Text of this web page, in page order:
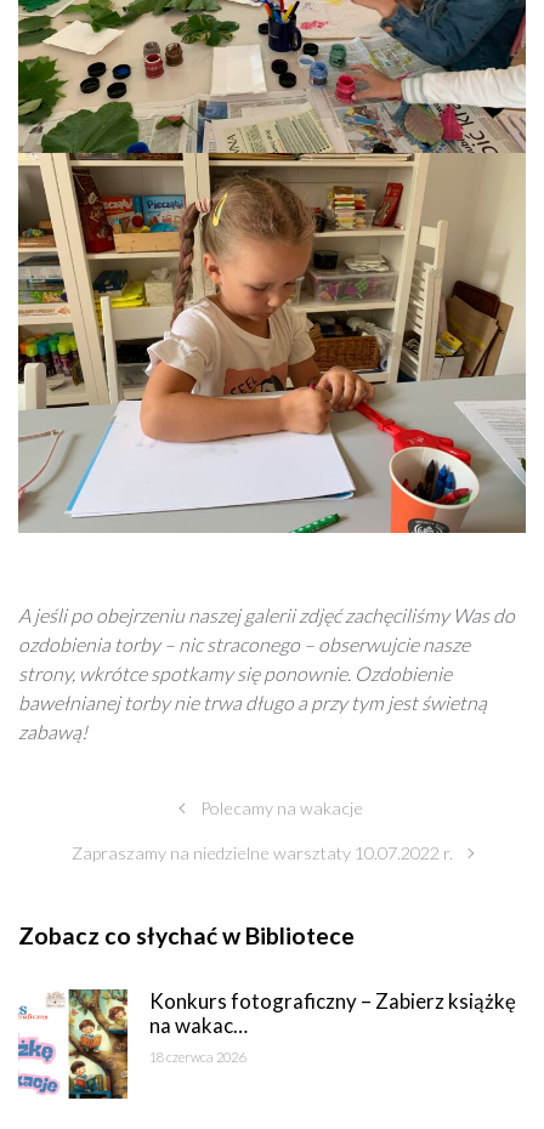
A jeśli po obejrzeniu naszej galerii zdjęć zachęciliśmy Was do
ozdobienia torby – nic straconego – obserwujcie nasze
strony, wkrótce spotkamy się ponownie. Ozdobienie
bawełnianej torby nie trwa długo a przy tym jest świetną
zabawą!
Polecamy na wakacje
Zapraszamy na niedzielne warsztaty 10.07.2022 r.
Zobacz co słychać w Bibliotece
Konkurs fotograficzny – Zabierz książkę
na wakac…
18 czerwca 2026